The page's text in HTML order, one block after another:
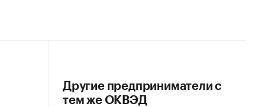
Другие предприниматели с
тем же ОКВЭД